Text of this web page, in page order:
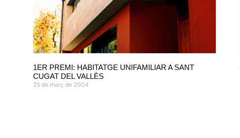
1ER PREMI: HABITATGE UNIFAMILIAR A SANT
CUGAT DEL VALLÈS
25 de març de 2004